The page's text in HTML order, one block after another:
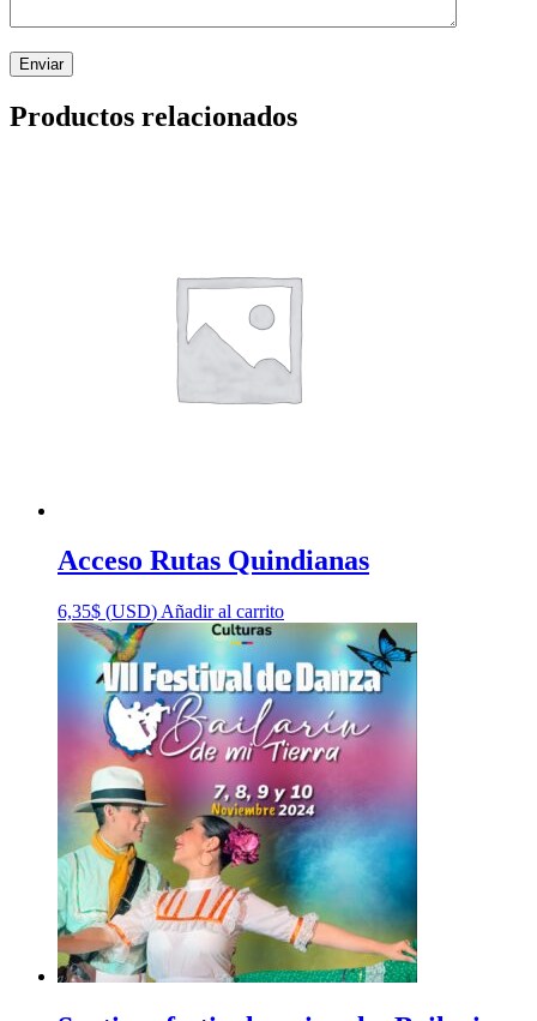
Productos relacionados
Acceso Rutas Quindianas
6,35$ (USD) Añadir al carrito